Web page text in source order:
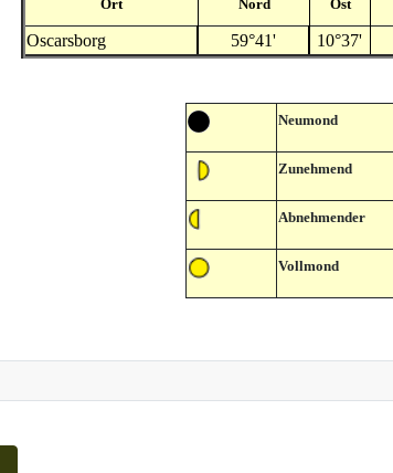
Ort Nord Ost
Oscarsborg 59°41' 10°37'
Neumond
Zunehmend
Abnehmender
Vollmond